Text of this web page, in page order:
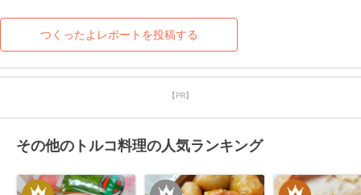
つくったよレポートを投稿する
【PR】
その他のトルコ料理の人気ランキング